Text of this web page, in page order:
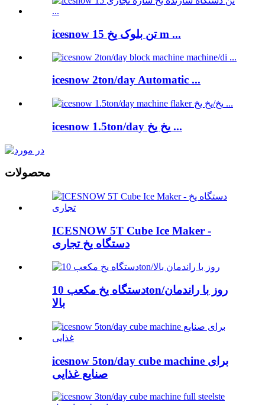
icesnow 15 تن بلوک یخ m ...
icesnow 2ton/day Automatic ...
icesnow 1.5ton/day یخ یخ ...
محصولات
ICESNOW 5T Cube Ice Maker -
دستگاه یخ تجاری
دستگاه یخ مکعب 10ton/روز با راندمان
بالا
icesnow 5ton/day cube machine برای
صنایع غذایی